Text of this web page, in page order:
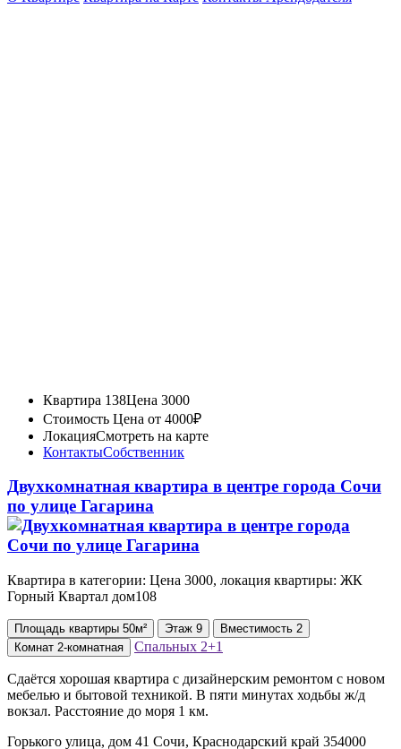
Квартира 138Цена 3000
Стоимость Цена от 4000₽
ЛокацияСмотреть на карте
КонтактыСобственник
Двухкомнатная квартира в центре города Сочи
по улице Гагарина
Квартира в категории: Цена 3000, локация квартиры: ЖК
Горный Квартал дом108
Площадь квартиры 50м² Этаж 9 Вместимость 2
Комнат 2-комнатная Спальных 2+1
Сдаётся хорошая квартира с дизайнерским ремонтом с новом
мебелью и бытовой техникой. В пяти минутах ходьбы ж/д
вокзал. Расстояние до моря 1 км.
Горького улица, дом 41 Сочи, Краснодарский край 354000